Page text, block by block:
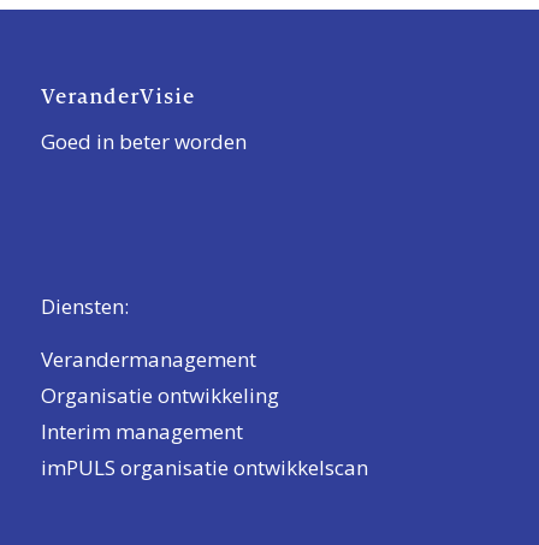
VeranderVisie
Goed in beter worden
Diensten:
Verandermanagement
Organisatie ontwikkeling
Interim management
imPULS organisatie ontwikkelscan